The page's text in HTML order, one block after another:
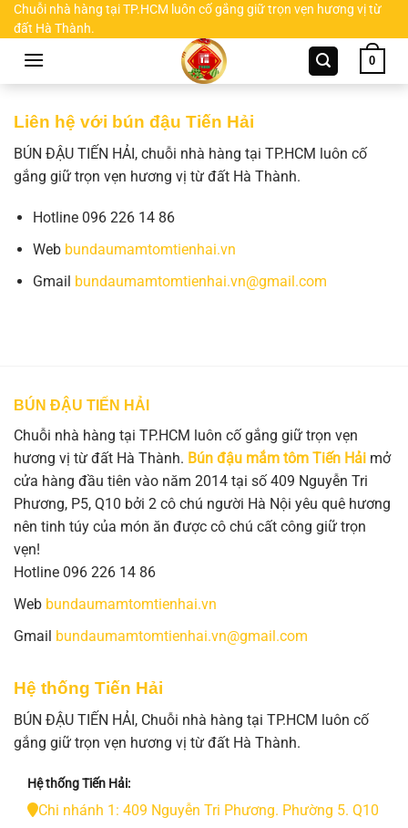
Chuyển
đến
Chuỗi nhà hàng tại TP.HCM luôn cố gắng giữ trọn vẹn hương vị từ
đất Hà Thành.
0
Liên hệ với bún đậu Tiến Hải
BÚN ĐẬU TIẾN HẢI, chuỗi nhà hàng tại TP.HCM luôn cố
gắng giữ trọn vẹn hương vị từ đất Hà Thành.
Hotline 096 226 14 86
Web bundaumamtomtienhai.vn
Gmail bundaumamtomtienhai.vn@gmail.com
BÚN ĐẬU TIẾN HẢI
Chuỗi nhà hàng tại TP.HCM luôn cố gắng giữ trọn vẹn
hương vị từ đất Hà Thành. Bún đậu mắm tôm Tiến Hải mở
cửa hàng đầu tiên vào năm 2014 tại số 409 Nguyễn Tri
Phương, P5, Q10 bởi 2 cô chú người Hà Nội yêu quê hương
nên tinh túy của món ăn được cô chú cất công giữ trọn
vẹn!
Hotline 096 226 14 86
Web bundaumamtomtienhai.vn
Gmail bundaumamtomtienhai.vn@gmail.com
Hệ thống Tiến Hải
BÚN ĐẬU TIẾN HẢI, Chuỗi nhà hàng tại TP.HCM luôn cố
gắng giữ trọn vẹn hương vị từ đất Hà Thành.
Hệ thống Tiến Hải:
Chi nhánh 1: 409 Nguyễn Tri Phương. Phường 5. Q10